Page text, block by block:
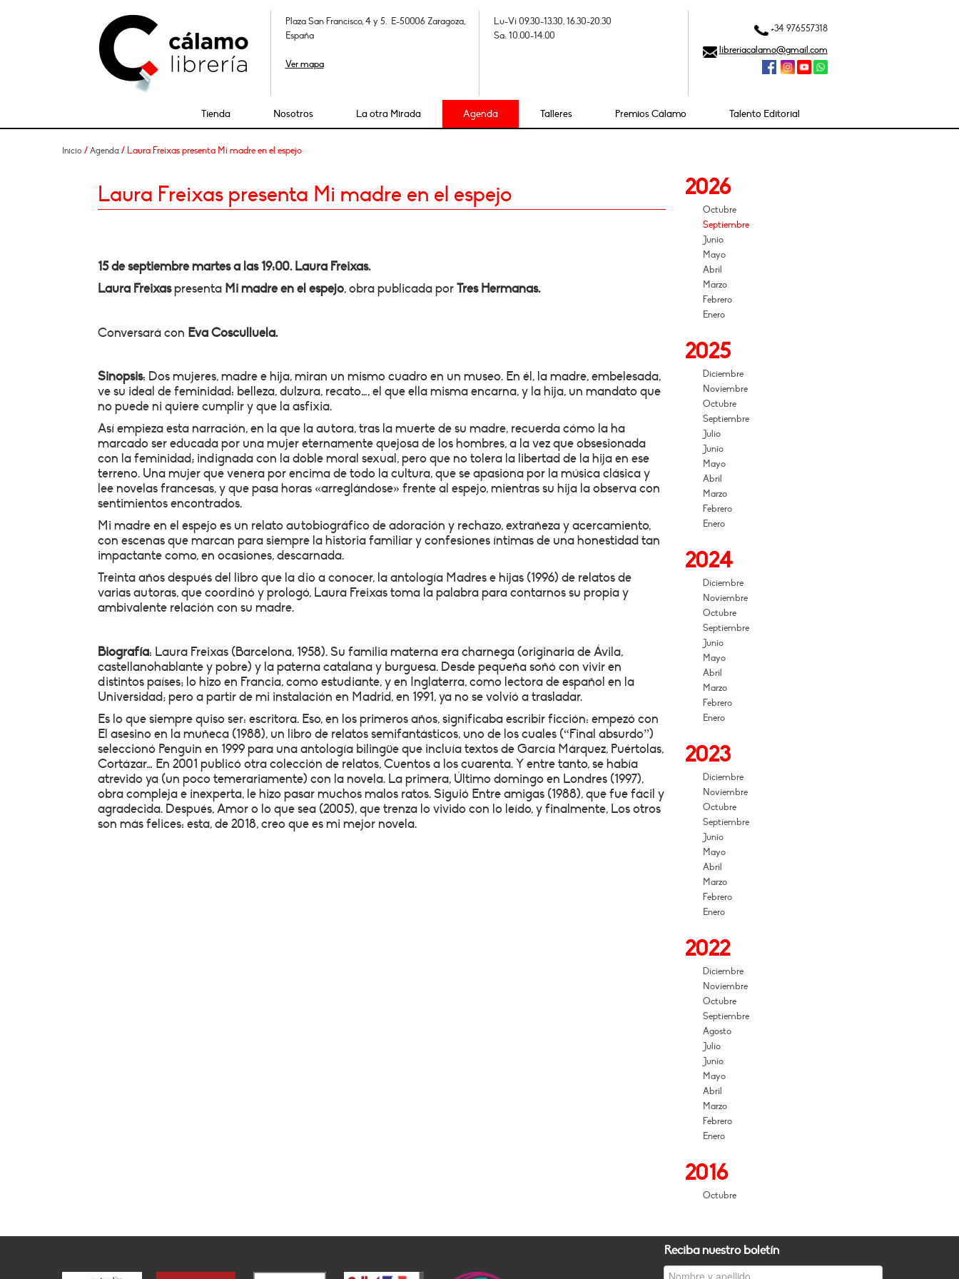
Plaza San Francisco, 4 y 5. E-50006 Zaragoza,
España
Ver mapa
Lu-Vi 09.30-13.30, 16.30-20.30
Sa: 10.00-14.00
+34 976557318
libreriacalamo@gmail.com
Tienda Nosotros La otra Mirada Agenda Talleres Premios Cálamo Talento Editorial
Inicio / Agenda / Laura Freixas presenta Mi madre en el espejo
Laura Freixas presenta Mi madre en el espejo
15 de septiembre martes a las 19:00. Laura Freixas.
Laura Freixaspresenta Mi madre en el espejo, obra publicada porTres Hermanas.
Conversará con Eva Cosculluela.
Sinopsis: Dos mujeres, madre e hija, miran un mismo cuadro en un museo. En él, la madre, embelesada,
ve su ideal de feminidad: belleza, dulzura, recato…, el que ella misma encarna, y la hija, un mandato que
no puede ni quiere cumplir y que la asfixia.
Así empieza esta narración, en la que la autora, tras la muerte de su madre, recuerda cómo la ha
marcado ser educada por una mujer eternamente quejosa de los hombres, a la vez que obsesionada
con la feminidad; indignada con la doble moral sexual, pero que no tolera la libertad de la hija en ese
terreno. Una mujer que venera por encima de todo la cultura, que se apasiona por la música clásica y
lee novelas francesas, y que pasa horas «arreglándose» frente al espejo, mientras su hija la observa con
sentimientos encontrados.
Mi madre en el espejo es un relato autobiográfico de adoración y rechazo, extrañeza y acercamiento,
con escenas que marcan para siempre la historia familiar y confesiones íntimas de una honestidad tan
impactante como, en ocasiones, descarnada.
Treinta años después del libro que la dio a conocer, la antología Madres e hijas (1996) de relatos de
varias autoras, que coordinó y prologó, Laura Freixas toma la palabra para contarnos su propia y
ambivalente relación con su madre.
Biografía: Laura Freixas (Barcelona, 1958). Su familia materna era charnega (originaria de Ávila,
castellanohablante y pobre) y la paterna catalana y burguesa. Desde pequeña soñó con vivir en
distintos países; lo hizo en Francia, como estudiante, y en Inglaterra, como lectora de español en la
Universidad; pero a partir de mi instalación en Madrid, en 1991, ya no se volvió a trasladar.
Es lo que siempre quiso ser: escritora. Eso, en los primeros años, significaba escribir ficción: empezó con
El asesino en la muñeca (1988), un libro de relatos semifantásticos, uno de los cuales (“Final absurdo”)
seleccionó Penguin en 1999 para una antología bilingüe que incluía textos de García Márquez, Puértolas,
Cortázar… En 2001 publicó otra colección de relatos, Cuentos a los cuarenta. Y entre tanto, se había
atrevido ya (un poco temerariamente) con la novela. La primera, Último domingo en Londres (1997),
obra compleja e inexperta, le hizo pasar muchos malos ratos. Siguió Entre amigas (1988), que fue fácil y
agradecida. Después, Amor o lo que sea (2005), que trenza lo vivido con lo leído, y finalmente, Los otros
son más felices: esta, de 2018, creo que es mi mejor novela.
2026
Octubre
Septiembre
Junio
Mayo
Abril
Marzo
Febrero
Enero
2025
Diciembre
Noviembre
Octubre
Septiembre
Julio
Junio
Mayo
Abril
Marzo
Febrero
Enero
2024
Diciembre
Noviembre
Octubre
Septiembre
Junio
Mayo
Abril
Marzo
Febrero
Enero
2023
Diciembre
Noviembre
Octubre
Septiembre
Junio
Mayo
Abril
Marzo
Febrero
Enero
2022
Diciembre
Noviembre
Octubre
Septiembre
Agosto
Julio
Junio
Mayo
Abril
Marzo
Febrero
Enero
2016
Octubre
Reciba nuestro boletín